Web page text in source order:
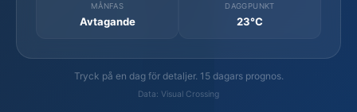
MÅNFAS
Avtagande
DAGGPUNKT
23°C
Tryck på en dag för detaljer. 15 dagars prognos.
Data: Visual Crossing